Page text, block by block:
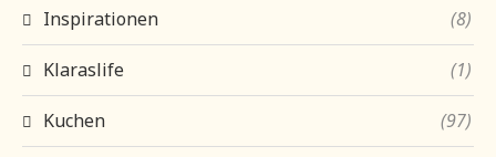
Inspirationen (8)
Klaraslife (1)
Kuchen (97)